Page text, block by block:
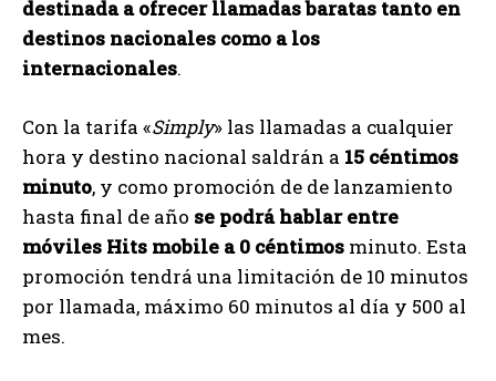
destinada a ofrecer llamadas baratas tanto en
destinos nacionales como a los
internacionales.
Con la tarifa «Simply» las llamadas a cualquier
hora y destino nacional saldrán a 15 céntimos
minuto, y como promoción de de lanzamiento
hasta final de año se podrá hablar entre
móviles Hits mobile a 0 céntimos minuto. Esta
promoción tendrá una limitación de 10 minutos
por llamada, máximo 60 minutos al día y 500 al
mes.